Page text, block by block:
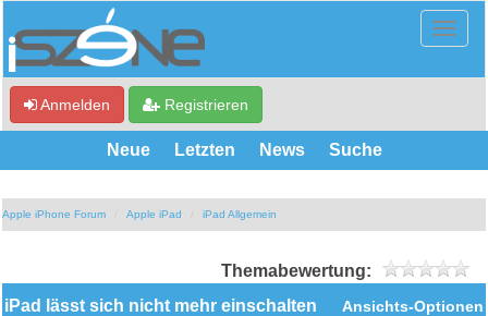
Anmelden Registrieren
Neue Letzten News Suche
Apple iPhone Forum Apple iPad iPad Allgemein
Themabewertung:
Ansichts-Optionen
iPad lässt sich nicht mehr einschalten